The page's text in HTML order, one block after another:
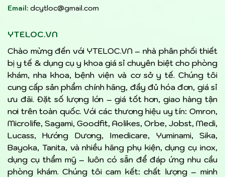
Email: dcytloc@gmail.com
YTELOC.VN
Chào mừng đến với YTELOC.VN – nhà phân phối thiết
bị y tế & dụng cụ y khoa giá sỉ chuyên biệt cho phòng
khám, nha khoa, bệnh viện và cơ sở y tế. Chúng tôi
cung cấp sản phẩm chính hãng, đầy đủ hóa đơn, giá sỉ
ưu đãi. Đặt số lượng lớn – giá tốt hơn, giao hàng tận
nơi trên toàn quốc. Với các thương hiệu uy tín: Omron,
Microlife, Sagami, Goodfit, Aolikes, Orbe, Jobst, Medi,
Lucass, Hướng Dương, Imedicare, Yuminami, Sika,
Bayoka, Tanita, và nhiều hãng phụ kiện, dụng cụ inox,
dụng cụ thẩm mỹ – luôn có sẵn để đáp ứng nhu cầu
phòng khám. Chúng tôi cam kết: chất lượng – minh